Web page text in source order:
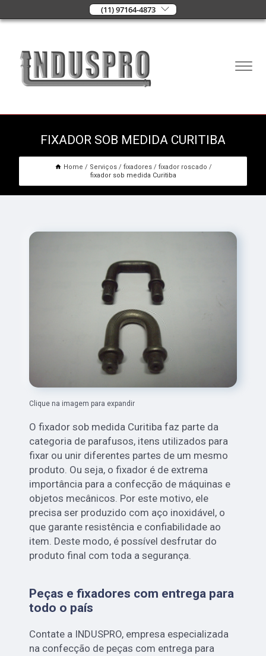
(11) 97164-4873
FIXADOR SOB MEDIDA CURITIBA
Home Serviços fixadores
fixador roscado
fixador sob medida Curitiba
Clique na imagem para expandir
O fixador sob medida Curitiba faz parte da
categoria de parafusos, itens utilizados para
fixar ou unir diferentes partes de um mesmo
produto. Ou seja, o fixador é de extrema
importância para a confecção de máquinas e
objetos mecânicos. Por este motivo, ele
precisa ser produzido com aço inoxidável, o
que garante resistência e confiabilidade ao
item. Deste modo, é possível desfrutar do
produto final com toda a segurança.
Peças e fixadores com entrega para
todo o país
Contate a INDUSPRO, empresa especializada
na confecção de peças com entrega para